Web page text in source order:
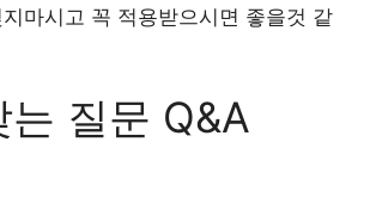
마시고 꼭 적용받으시면 좋을것 같
는 질문 Q&A